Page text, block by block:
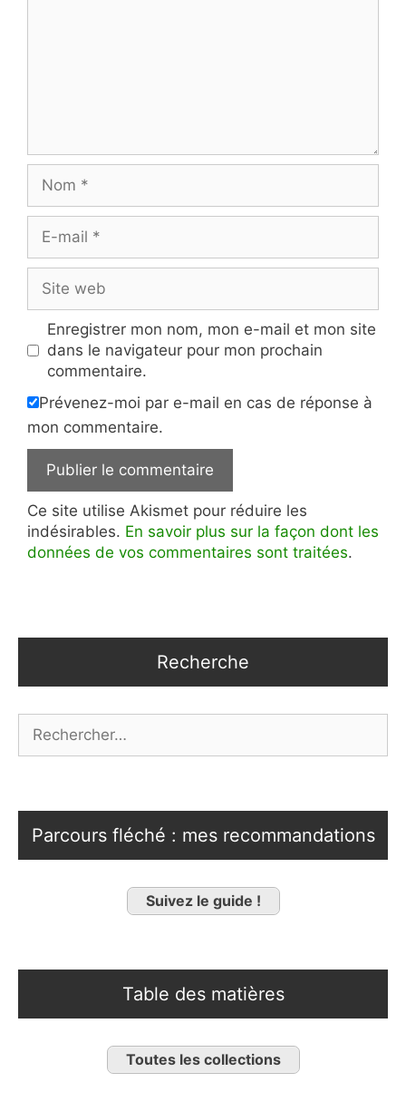
mail
web
Enregistrer mon nom, mon e-mail et mon site
dans le navigateur pour mon prochain
commentaire.
Prévenez-moi par e-mail en cas de réponse à
mon commentaire.
Ce site utilise Akismet pour réduire les
indésirables. En savoir plus sur la façon dont les
données de vos commentaires sont traitées.
Recherche
Parcours fléché : mes recommandations
Suivez le guide !
Table des matières
Toutes les collections